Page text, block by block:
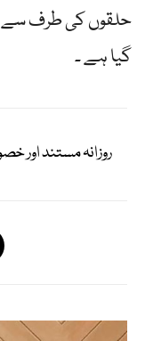
حلقوں کی طرف سے
گیا ہے ۔
روزانہ مستند